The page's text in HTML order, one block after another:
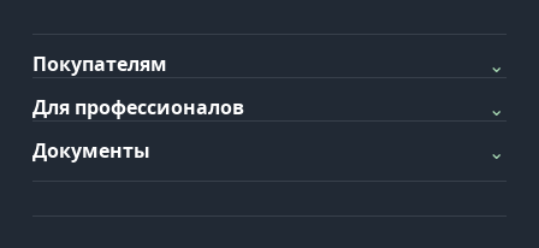
Покупателям
⌄
Для профессионалов
⌄
Документы
⌄